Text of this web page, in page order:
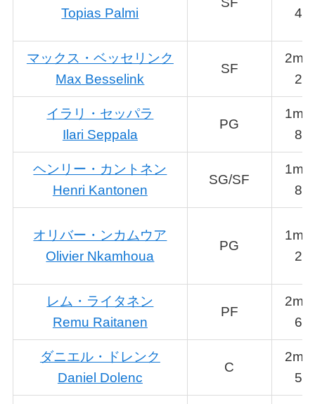
Topias Palmi
4
マックス・ベッセリンク
Max Besselink
SF
2m0
2
イラリ・セッパラ
Ilari Seppala
PG
1m8
8
ヘンリー・カントネン
Henri Kantonen
SG/SF
1m9
8
オリバー・ンカムウア
Olivier Nkamhoua
PG
1m9
2
レム・ライタネン
Remu Raitanen
PF
2m0
6
ダニエル・ドレンク
Daniel Dolenc
C
2m0
5